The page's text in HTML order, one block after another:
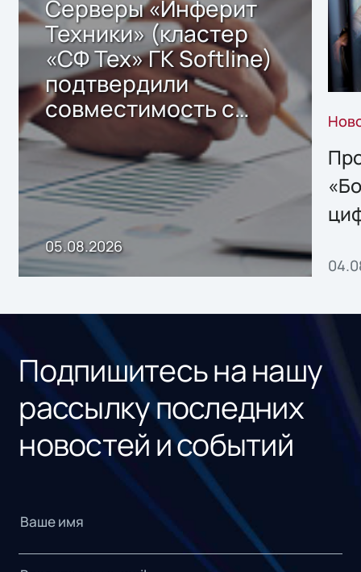
Серверы «Инферит
Техники» (кластер
«СФ Тех» ГК Softline)
подтвердили
совместимость с
решением Sharx
Storage 2.x для
хранения данных
05.08.2026
Подпишитесь на нашу
рассылку последних
новостей и событий